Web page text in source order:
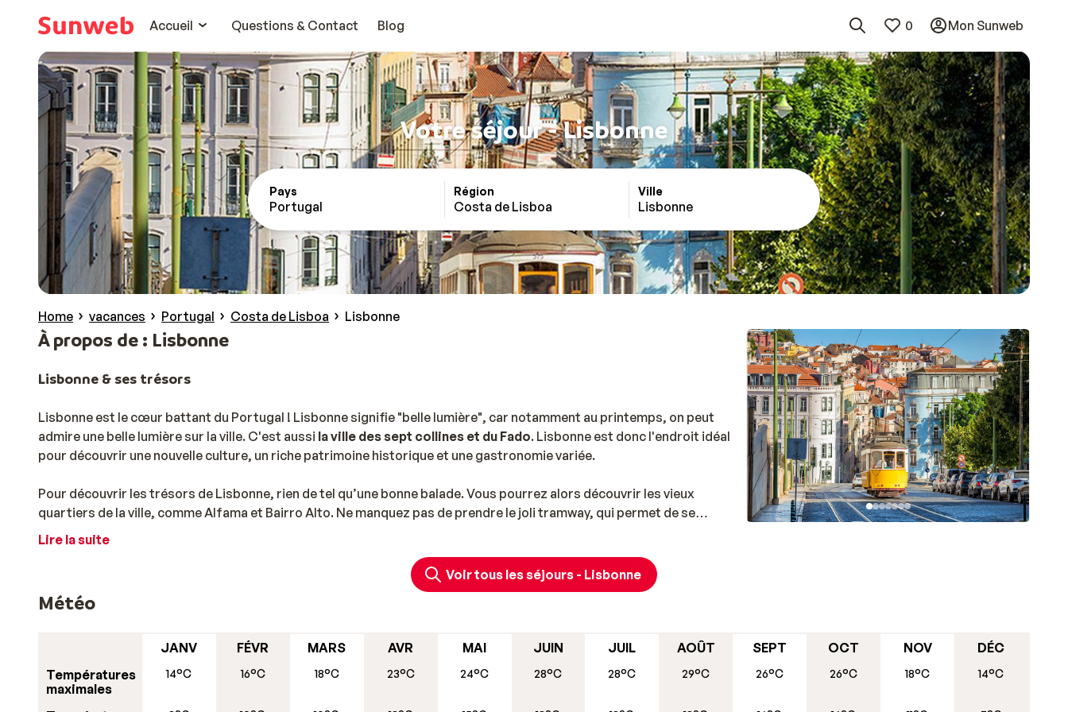
Accueil
Questions & Contact Blog 0 Mon Sunweb
Votre séjour - Lisbonne
Pays
Portugal
Région
Costa de Lisboa
Ville
Lisbonne
Home vacances Portugal Costa de Lisboa Lisbonne
À propos de : Lisbonne
Lisbonne & ses trésors
Lisbonne est le cœur battant du Portugal ! Lisbonne signifie "belle lumière", car notamment au printemps, on peut
admire une belle lumière sur la ville. C'est aussi la ville des sept collines et du Fado. Lisbonne est donc l'endroit idéal
pour découvrir une nouvelle culture, un riche patrimoine historique et une gastronomie variée.
Pour découvrir les trésors de Lisbonne, rien de tel qu’une bonne balade. Vous pourrez alors découvrir les vieux
quartiers de la ville, comme Alfama et Bairro Alto. Ne manquez pas de prendre le joli tramway, qui permet de se
déplacer facilement dans le centre-ville. Le tram 28 vous conduira en son cœur.
En dehors du centre de Lisbonne, ne manquez pas de découvrir le vieux quartier deBélemet ses nombreux
monuments, parcs et jardins. Pendant votre séjour, visitez la belle Torre de Bélem, le monastère de Jeronimo et le
Monument des Découvertes. Mais n'oubliez pas le Castelo São Jorge. Ce château du 12ème siècle a été construit sur le
De l'autre côté du centre se trouve le Parque das Nações
, l'ancienne zone d'exposition universelle. Vous pourrez y
faire du shopping dans le grand centre commercial, visiter l'aquarium, vous promener dans le parc ou boire un verre en
Lire la suite
Voir tous les séjours - Lisbonne
Météo
Températures
maximales
JANV
14°C
FÉVR
16°C
MARS
18°C
AVR
23°C
MAI
24°C
JUIN
28°C
JUIL
28°C
AOÛT
29°C
SEPT
26°C
OCT
26°C
NOV
18°C
DÉC
14°C